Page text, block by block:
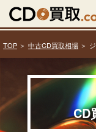
TOP 中古CD買取相場
CD